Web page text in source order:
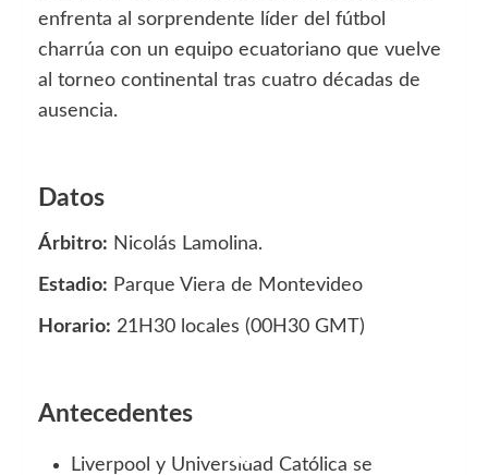
enfrenta al sorprendente líder del fútbol
charrúa con un equipo ecuatoriano que vuelve
al torneo continental tras cuatro décadas de
ausencia.
Datos
Árbitro: Nicolás Lamolina.
Estadio: Parque Viera de Montevideo
Horario: 21H30 locales (00H30 GMT)
Antecedentes
Liverpool y Universidad Católica se